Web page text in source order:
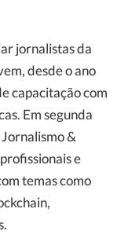
jornalistas da
desde o ano
capacitação com
Em segunda
&
e
temas como